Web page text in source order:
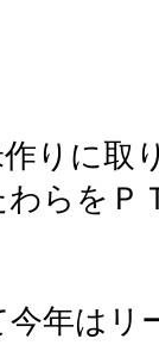
りに取
らをＰ
年はリ